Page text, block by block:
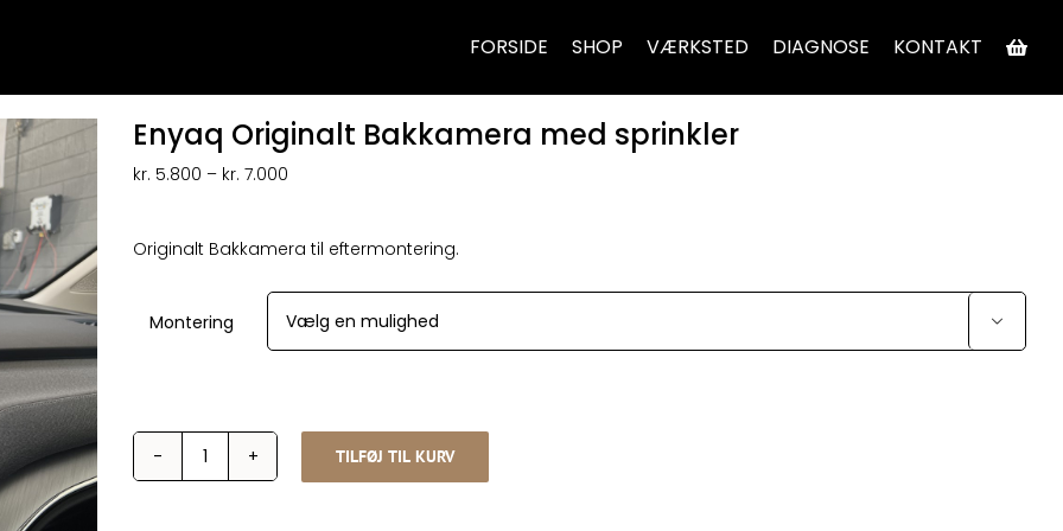
FORSIDE SHOP VÆRKSTED DIAGNOSE KONTAKT
Enyaq Originalt Bakkamera med sprinkler
kr. 5.800 – kr. 7.000
kr. 7.000
Originalt Bakkamera til eftermontering.
Montering 
Enyaq
TILFØJ TIL KURV